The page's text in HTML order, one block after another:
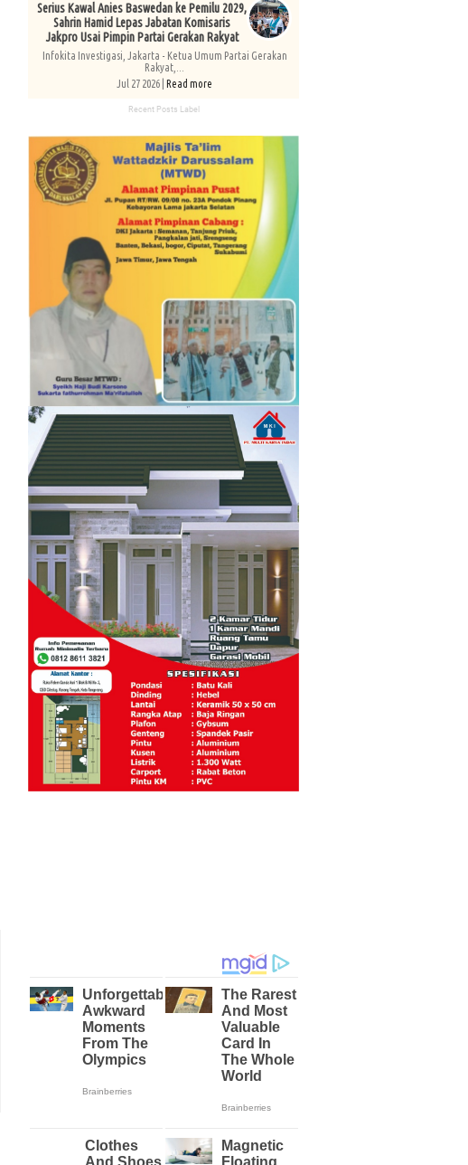
Serius Kawal Anies Baswedan ke Pemilu 2029,
Sahrin Hamid Lepas Jabatan Komisaris
Jakpro Usai Pimpin Partai Gerakan Rakyat
Infokita Investigasi, Jakarta - Ketua Umum Partai Gerakan
Rakyat,...
Jul 27 2026 | Read more
Recent Posts Label